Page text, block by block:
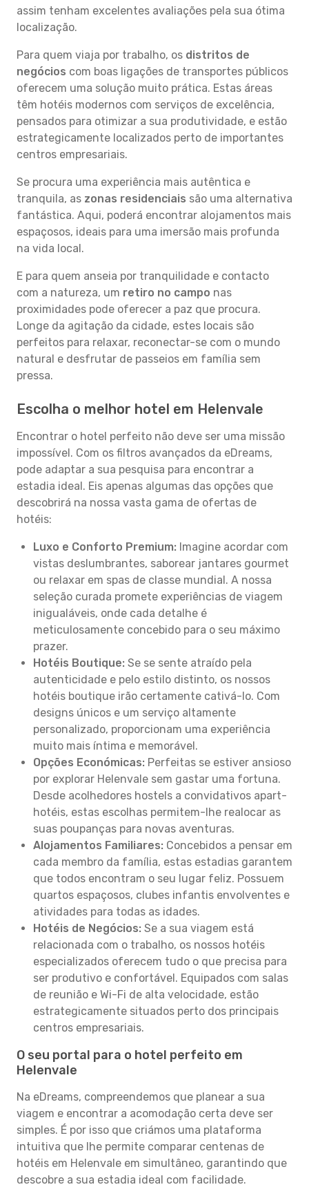
assim tenham excelentes avaliações pela sua ótima
localização.
Para quem viaja por trabalho, os distritos de
negócios com boas ligações de transportes públicos
oferecem uma solução muito prática. Estas áreas
têm hotéis modernos com serviços de excelência,
pensados para otimizar a sua produtividade, e estão
estrategicamente localizados perto de importantes
centros empresariais.
Se procura uma experiência mais autêntica e
tranquila, as zonas residenciais são uma alternativa
fantástica. Aqui, poderá encontrar alojamentos mais
espaçosos, ideais para uma imersão mais profunda
na vida local.
E para quem anseia por tranquilidade e contacto
com a natureza, um retiro no campo nas
proximidades pode oferecer a paz que procura.
Longe da agitação da cidade, estes locais são
perfeitos para relaxar, reconectar-se com o mundo
natural e desfrutar de passeios em família sem
pressa.
Escolha o melhor hotel em Helenvale
Encontrar o hotel perfeito não deve ser uma missão
impossível. Com os filtros avançados da eDreams,
pode adaptar a sua pesquisa para encontrar a
estadia ideal. Eis apenas algumas das opções que
descobrirá na nossa vasta gama de ofertas de
hotéis:
Luxo e Conforto Premium: Imagine acordar com
vistas deslumbrantes, saborear jantares gourmet
ou relaxar em spas de classe mundial. A nossa
seleção curada promete experiências de viagem
inigualáveis, onde cada detalhe é
meticulosamente concebido para o seu máximo
prazer.
Hotéis Boutique: Se se sente atraído pela
autenticidade e pelo estilo distinto, os nossos
hotéis boutique irão certamente cativá-lo. Com
designs únicos e um serviço altamente
personalizado, proporcionam uma experiência
muito mais íntima e memorável.
Opções Económicas: Perfeitas se estiver ansioso
por explorar Helenvale sem gastar uma fortuna.
Desde acolhedores hostels a convidativos apart-
hotéis, estas escolhas permitem-lhe realocar as
suas poupanças para novas aventuras.
Alojamentos Familiares: Concebidos a pensar em
cada membro da família, estas estadias garantem
que todos encontram o seu lugar feliz. Possuem
quartos espaçosos, clubes infantis envolventes e
atividades para todas as idades.
Hotéis de Negócios: Se a sua viagem está
relacionada com o trabalho, os nossos hotéis
especializados oferecem tudo o que precisa para
ser produtivo e confortável. Equipados com salas
de reunião e Wi-Fi de alta velocidade, estão
estrategicamente situados perto dos principais
centros empresariais.
O seu portal para o hotel perfeito em
Helenvale
Na eDreams, compreendemos que planear a sua
viagem e encontrar a acomodação certa deve ser
simples. É por isso que criámos uma plataforma
intuitiva que lhe permite comparar centenas de
hotéis em Helenvale em simultâneo, garantindo que
descobre a sua estadia ideal com facilidade.